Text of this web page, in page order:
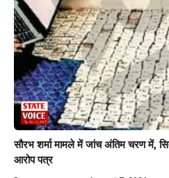
सौरभ शर्मा मामले में जांच अंतिम चरण में,
आरोप पत्र